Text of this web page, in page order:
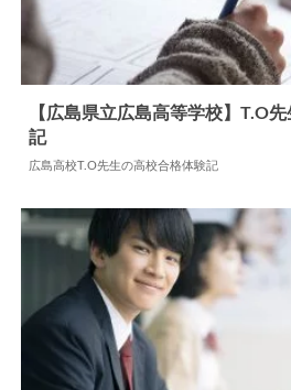
高校合格体験記
【広島県立広島高等学校】T.O
記
広島高校T.O先生の高校合格体験記